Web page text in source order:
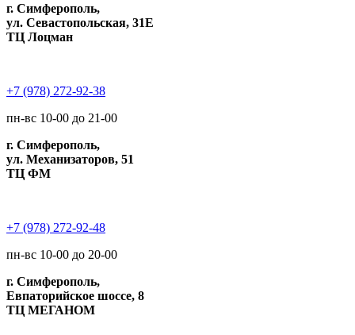
г. Симферополь,
ул. Севастопольская, 31Е
ТЦ Лоцман
+7 (978) 272-92-38
пн-вс 10-00 до 21-00
г. Симферополь,
ул. Механизаторов, 51
ТЦ ФМ
+7 (978) 272-92-48
пн-вс 10-00 до 20-00
г. Симферополь,
Евпаторийское шоссе, 8
ТЦ МЕГАНОМ